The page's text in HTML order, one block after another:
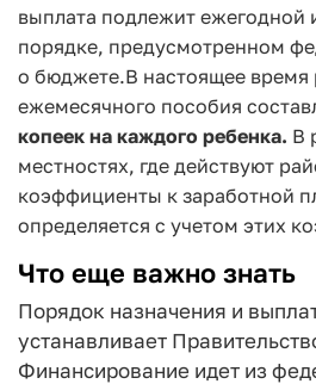
выплата подлежит ежегодной
порядке, предусмотренном
о бюджете.В настоящее время
ежемесячного пособия
копеек на каждого ребенка. В
местностях, где действуют
коэффициенты к заработной
определяется с учетом этих
Что еще важно знать
Порядок назначения и
устанавливает
Финансирование идет из